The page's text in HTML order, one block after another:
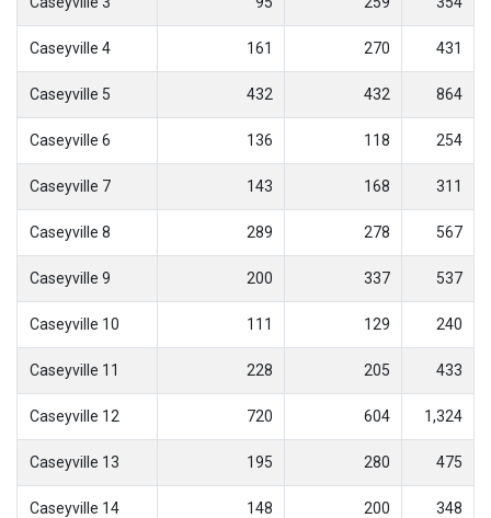
Caseyville 4 161 270 431
Caseyville 5 432 432 864
Caseyville 6 136 118 254
Caseyville 7 143 168 311
Caseyville 8 289 278 567
Caseyville 9 200 337 537
Caseyville 10 111 129 240
Caseyville 11 228 205 433
Caseyville 12 720 604 1,324
Caseyville 13 195 280 475
Caseyville 14 148 200 348